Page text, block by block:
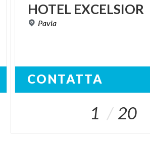
HOTEL EXCELSIOR
Pavia
CONTATTA
1 20